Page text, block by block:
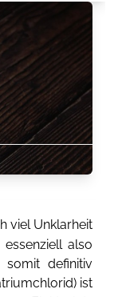
viel Unklarheit
also
definitiv
ist